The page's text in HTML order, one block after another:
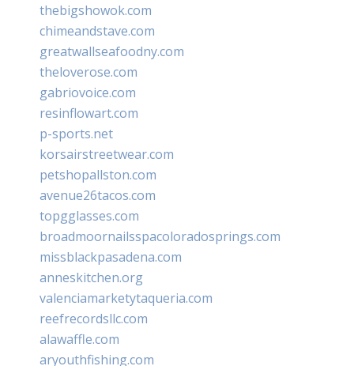
thebigshowok.com
chimeandstave.com
greatwallseafoodny.com
theloverose.com
gabriovoice.com
resinflowart.com
p-sports.net
korsairstreetwear.com
petshopallston.com
avenue26tacos.com
topgglasses.com
broadmoornailsspacoloradosprings.com
missblackpasadena.com
anneskitchen.org
valenciamarketytaqueria.com
reefrecordsllc.com
alawaffle.com
aryouthfishing.com